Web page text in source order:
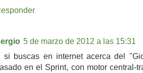
5 de marzo de 2012 a las 15:31
si buscas en internet acerca del
en el Sprint, con motor central-